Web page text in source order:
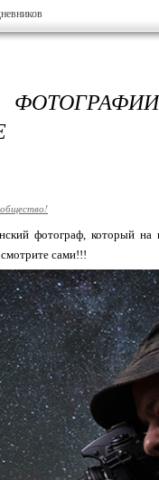
фотограф, который
сами!!!